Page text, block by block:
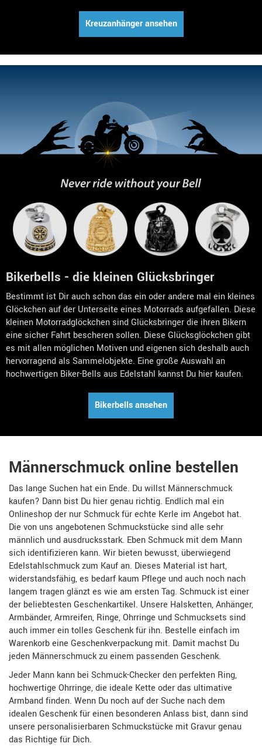
Kreuzanhänger ansehen
Bikerbells - die kleinen Glücksbringer
Bestimmt ist Dir auch schon das ein oder andere mal ein kleines
Glöckchen auf der Unterseite eines Motorrads aufgefallen. Diese
kleinen Motorradglöckchen sind Glücksbringer die ihren Bikern
eine sicher Fahrt bescheren sollen. Diese Glücksglöckchen gibt
es mit allen möglichen Motiven und eigenen sich deshalb auch
hervorragend als Sammelobjekte. Eine große Auswahl an
hochwertigen Biker-Bells aus Edelstahl kannst Du hier kaufen.
Bikerbells ansehen
Männerschmuck online bestellen
Das lange Suchen hat ein Ende. Du willst Männerschmuck
kaufen? Dann bist Du hier genau richtig. Endlich mal ein
Onlineshop der nur Schmuck für echte Kerle im Angebot hat.
Die von uns angebotenen Schmuckstücke sind alle sehr
männlich und ausdrucksstark. Eben Schmuck mit dem Mann
sich identifizieren kann. Wir bieten bewusst, überwiegend
Edelstahlschmuck zum Kauf an. Dieses Material ist hart,
widerstandsfähig, es bedarf kaum Pflege und auch noch nach
langem tragen glänzt es wie am ersten Tag. Schmuck ist einer
der beliebtesten Geschenkartikel. Unsere Halsketten, Anhänger,
Armbänder, Armreifen, Ringe, Ohrringe und Schmucksets sind
auch immer ein tolles Geschenk für ihn. Bestelle einfach im
Warenkorb eine Geschenkverpackung mit. Damit machst Du
jeden Männerschmuck zu einem passenden Geschenk.
Jeder Mann kann bei Schmuck-Checker den perfekten Ring,
hochwertige Ohrringe, die ideale Kette oder das ultimative
Armband finden. Wenn Du noch auf der Suche nach dem
idealen Geschenk für einen besonderen Anlass bist, dann sind
unsere personalisierbaren Schmuckstücke mit Gravur genau
das Richtige für Dich.